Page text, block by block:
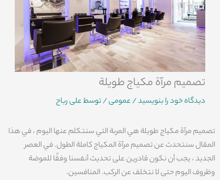
تصميم مرآة مكياج طويلة
دیدگاه‌ خود را بنویسید/عمومی/ توسطعلی رباح
تصميم مرآة مكياج طويلة هي المرىة التي سنتكلم عنها اليوم ، في هذا
المقال سنتحدث عن تصميم مرآة المكياج كاملة الطول. في العصر
الجديد ، يجب أن نكون قادرين على تحديث أنفسنا وفقًا للموضة
وظروف اليوم حتى لا نتخلف عن الركب. المنافسين.